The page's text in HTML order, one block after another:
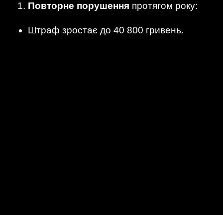
Повторне порушення протягом року:
Штраф зростає до 40 800 гривень.